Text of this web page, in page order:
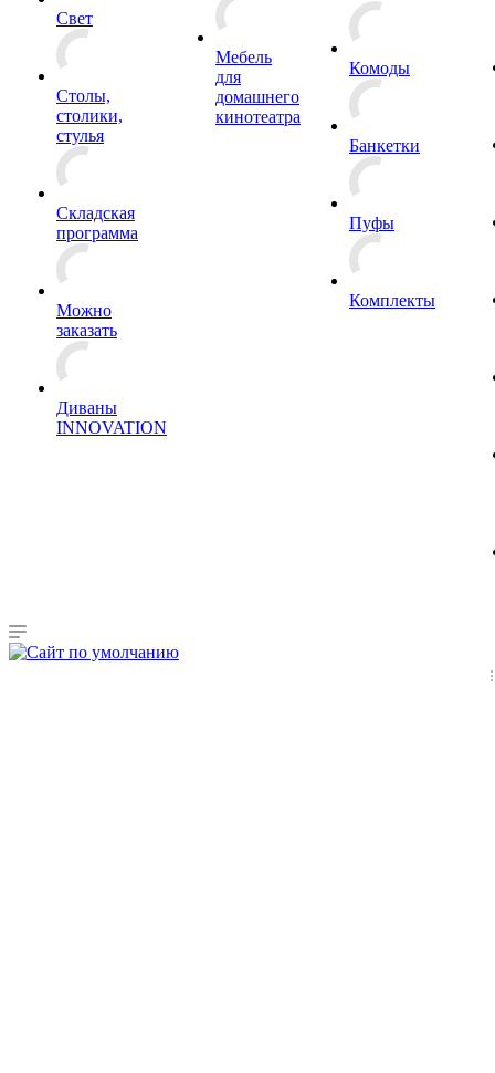
Свет
Столы,
столики,
стулья
Складская
программа
Можно
заказать
Диваны
INNOVATION
Мебель
для
домашнего
кинотеатра
Комоды
Банкетки
Пуфы
Комплекты